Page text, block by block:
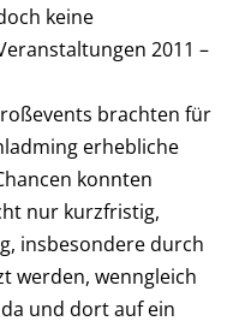
keine
2011 –
brachten für
erhebliche
konnten
nur kurzfristig,
insbesondere durch
werden, wenngleich
und dort auf ein